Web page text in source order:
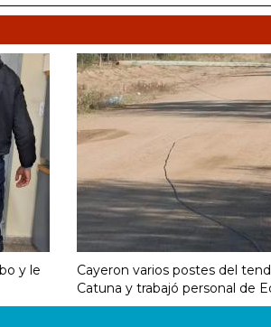
y le
Cayeron varios postes del
Catuna y trabajó personal de